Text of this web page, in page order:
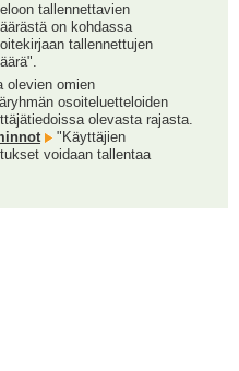
tallennettavien
on kohdassa
tallennettujen
olevien omien
osoiteluetteloiden
olevasta rajasta.
"Käyttäjien
voidaan tallentaa